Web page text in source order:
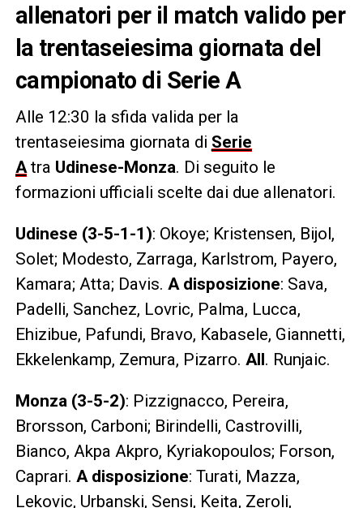
allenatori per il match valido per
la trentaseiesima giornata del
campionato di Serie A
Alle 12:30 la sfida valida per la
trentaseiesima giornata di Serie
Atra Udinese-Monza. Di seguito le
formazioni ufficiali scelte dai due allenatori.
Udinese (3-5-1-1): Okoye; Kristensen, Bijol,
Solet; Modesto, Zarraga, Karlstrom, Payero,
Kamara; Atta; Davis. A disposizione: Sava,
Padelli, Sanchez, Lovric, Palma, Lucca,
Ehizibue, Pafundi, Bravo, Kabasele, Giannetti,
Ekkelenkamp, Zemura, Pizarro. All. Runjaic.
Monza (3-5-2): Pizzignacco, Pereira,
Brorsson, Carboni; Birindelli, Castrovilli,
Bianco, Akpa Akpro, Kyriakopoulos; Forson,
Caprari. A disposizione: Turati, Mazza,
Lekovic, Urbanski, Sensi, Keita, Zeroli,